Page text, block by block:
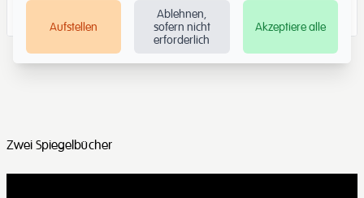
Zwei Spiegelbücher
Aufstellen
Ablehnen,
sofern nicht
erforderlich
Akzeptiere alle